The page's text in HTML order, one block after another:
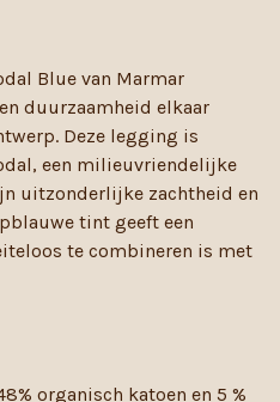
Blue van Marmar
duurzaamheid elkaar
Deze legging is
een milieuvriendelijke
uitzonderlijke zachtheid en
tint geeft een
te combineren is met
organisch katoen en 5 %